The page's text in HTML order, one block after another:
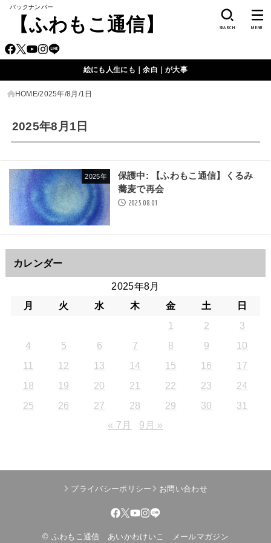
バックナンバー
【ふわもこ通信】 SEARCH MENU
絵にも人生にも｜余白｜が大事
HOME 2025年 8月 1日
2025年8月1日
2025年
保護中: 【ふわもこ通信】くるみ
蕎麦で再会
2025.08.01
カレンダー
2025年8月
月
火 水 木 金 土
日
1
2
3
4
5 6 7 8 9
10
11
12 13 14 15 16
17
18
19 20 21 22 23
24
25
26 27 28 29 30
31
« 7月
9月 »
プライバシーポリシー お問い合わせ
© ふわもこ通信 あいかわけいこ メールマガジン